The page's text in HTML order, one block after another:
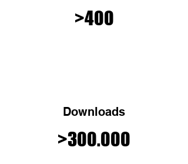
>400
Downloads
>300.000